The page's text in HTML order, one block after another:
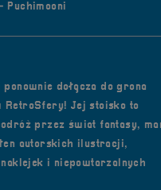
Puchimooni
ponownie dołącza do grona
RetroSfery! Jej stoisko to
przez świat fantasy,
autorskich ilustracji,
i niepowtarzalnych